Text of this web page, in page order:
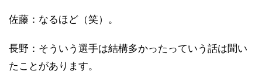
佐藤：なるほど（笑）。
長野：そういう選手は結構多かったっていう話は聞い
たことがあります。